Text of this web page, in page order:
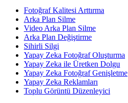
Fotoğraf Kalitesi Arttırma
Arka Plan Silme
Video Arka Plan Silme
Arka Plan Değiştirme
Sihirli Silgi
Yapay Zeka Fotoğraf Oluşturma
Yapay Zeka ile Üretken Dolgu
Yapay Zeka Fotoğraf Genişletme
Yapay Zeka Reklamları
Toplu Görüntü Düzenleyici